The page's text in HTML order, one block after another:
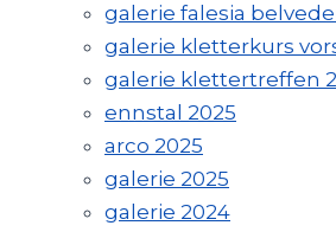
galerie falesia
galerie kletterkurs
galerie klettertreffen
ennstal 2025
arco 2025
galerie 2025
galerie 2024